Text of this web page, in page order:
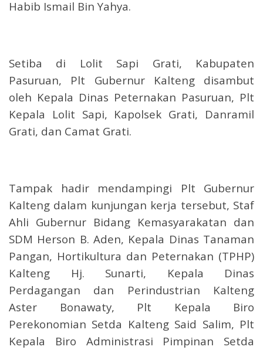
Habib Ismail Bin Yahya.
Setiba di Lolit Sapi Grati, Kabupaten
Pasuruan, Plt Gubernur Kalteng disambut
oleh Kepala Dinas Peternakan Pasuruan, Plt
Kepala Lolit Sapi, Kapolsek Grati, Danramil
Grati, dan Camat Grati.
Tampak hadir mendampingi Plt Gubernur
Kalteng dalam kunjungan kerja tersebut, Staf
Ahli Gubernur Bidang Kemasyarakatan dan
SDM Herson B. Aden, Kepala Dinas Tanaman
Pangan, Hortikultura dan Peternakan (TPHP)
Kalteng Hj. Sunarti, Kepala Dinas
Perdagangan dan Perindustrian Kalteng
Aster Bonawaty, Plt Kepala Biro
Perekonomian Setda Kalteng Said Salim, Plt
Kepala Biro Administrasi Pimpinan Setda